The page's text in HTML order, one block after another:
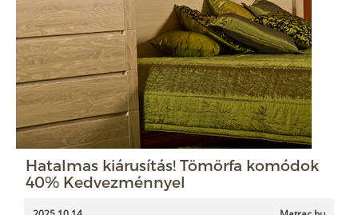
Hatalmas kiárusítás! Tömörfa komódok
40% Kedvezménnyel